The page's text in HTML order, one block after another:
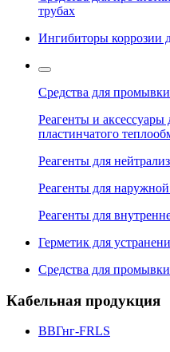
трубах
Ингибиторы коррозии
Средства для
Реагенты и
пластинчатого
Реагенты для
Реагенты для
Реагенты для
Герметик для
Средства для
Кабельная продукция
ВВГнг-FRLS